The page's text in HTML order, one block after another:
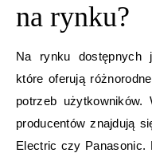
na rynku?
Na rynku dostępnych
które oferują
potrzeb użytkowników.
producentów znajdują
Electric czy Panasonic.